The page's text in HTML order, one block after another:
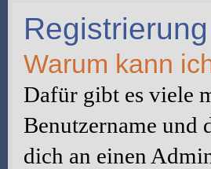
Warum kann
Dafür gibt es viele
Benutzername und
dich an einen